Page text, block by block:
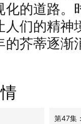
的道路。
们的精神
芥蒂逐渐
第47集